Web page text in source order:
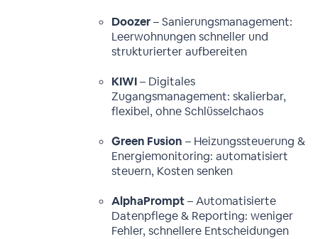
Doozer– Sanierungsmanagement:
Leerwohnungen schneller und
strukturierter aufbereiten
KIWI– Digitales
Zugangsmanagement: skalierbar,
flexibel, ohne Schlüsselchaos
Green Fusion – Heizungssteuerung &
Energiemonitoring: automatisiert
steuern, Kosten senken
AlphaPrompt– Automatisierte
Datenpflege & Reporting: weniger
Fehler, schnellere Entscheidungen